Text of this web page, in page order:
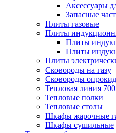
Аксессуары
Запасные
Плиты газовые
Плиты
Плиты
Плиты
Плиты
Сковороды на газу
Сковороды
Тепловая линия
Тепловые полки
Тепловые столы
Шкафы жарочные
Шкафы сушильные